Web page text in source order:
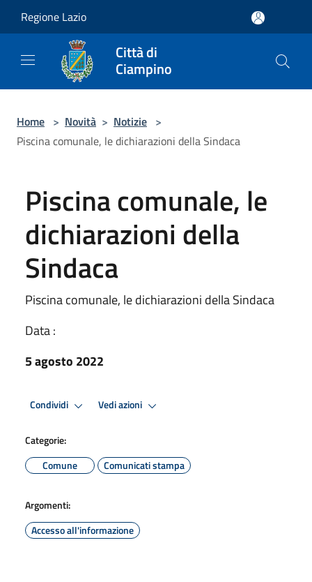
Regione Lazio
Città di
Ciampino
Home > Novità > Notizie >
Piscina comunale, le dichiarazioni della Sindaca
Piscina comunale, le
dichiarazioni della
Sindaca
Piscina comunale, le dichiarazioni della Sindaca
Data :
5 agosto 2022
Condividi Vedi azioni
Categorie:
Comune
Comunicati stampa
Argomenti:
Accesso all'informazione